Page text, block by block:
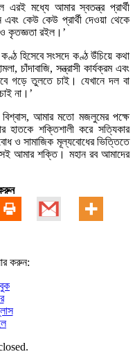
এরই মধ্যে আমার স্বতন্ত্র প্রার্থী
এবং কেউ কেউ প্রার্থী দেওয়া থেকে
কৃতজ্ঞতা রইল।’
হিসেবে সংসদে কণ্ঠ উঁচিয়ে কথা
চাঁদাবাজি, সন্ত্রাসী কার্যক্রম এবং
গড়ে তুলতে চাই। যেখানে দল বা
না।’
আমার মতো মজলুমের পক্ষে
শক্তিশালী করে সত্যিকার
ও সামাজিক মূল্যবোধের ভিত্তিতে
আমার শক্তি। মহান রব আমাদের
করুন: